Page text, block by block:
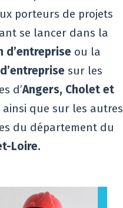
porteurs de projets
se lancer dans la
d’entreprise ou la
sur les
d’Angers, Cholet et
ainsi que sur les autres
du département du
Loire.